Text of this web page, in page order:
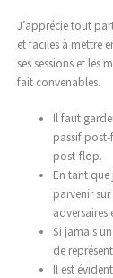
J’apprécie tout
et faciles à mettre
ses sessions et les
fait convenables.
Il faut
passif
post-flop.
En tant
parvenir
adversaires
Si jamais
de
Il est